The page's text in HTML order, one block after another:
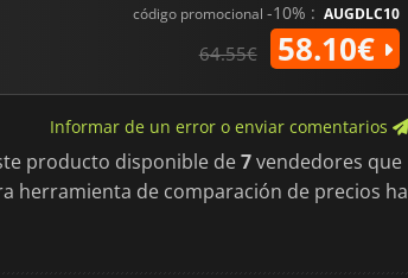
código promocional -10% : AUGDLC10
64.55€ 58.10€
Informar de un error o enviar comentarios
producto disponible de7vendedores que
herramienta de comparación de precios ha